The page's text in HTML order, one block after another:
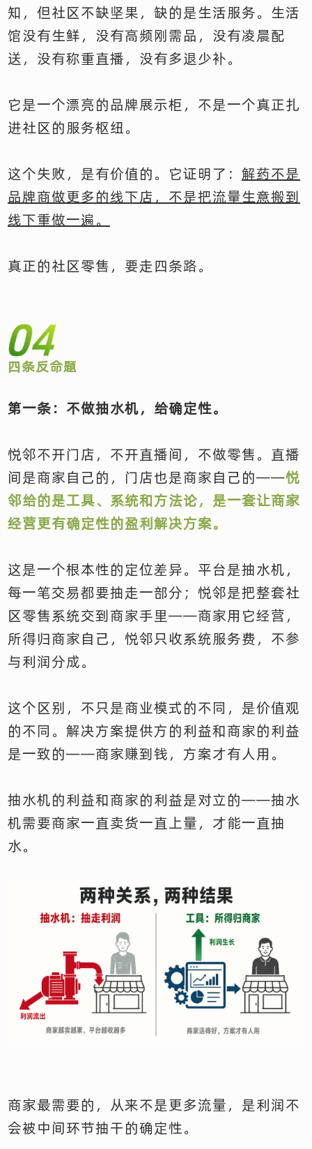
知，但社区不缺坚果，缺的是生活服务。生活
馆没有生鲜，没有高频刚需品，没有凌晨配
送，没有称重直播，没有多退少补。
它是一个漂亮的品牌展示柜，不是一个真正扎
进社区的服务枢纽。
这个失败，是有价值的。它证明了： 解药不是
品牌商做更多的线下店，不是把流量生意搬到
线下重做一遍。
真正的社区零售，要走四条路。
四条反命题
第一条：不做抽水机，给确定性。
悦邻不开门店，不开直播间，不做零售。直播
间是商家自己的，门店也是商家自己的——悦
邻给的是工具、系统和方法论，是一套让商家
经营更有确定性的盈利解决方案。
这是一个根本性的定位差异。平台是抽水机，
每一笔交易都要抽走一部分；悦邻是把整套社
区零售系统交到商家手里——商家用它经营，
所得归商家自己，悦邻只收系统服务费，不参
与利润分成。
这个区别，不只是商业模式的不同，是价值观
的不同。解决方案提供方的利益和商家的利益
是一致的——商家赚到钱，方案才有人用。
抽水机的利益和商家的利益是对立的——抽水
机需要商家一直卖货一直上量，才能一直抽
水。
商家最需要的，从来不是更多流量，是利润不
会被中间环节抽干的确定性。